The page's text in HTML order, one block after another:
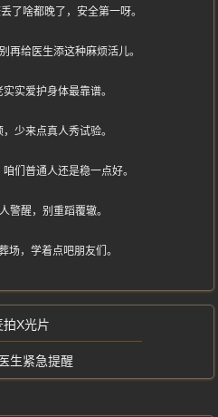
了啥都晚了，安全第一呀。
再给医生添这种麻烦活儿。
实爱护身体最靠谱。
少来点真人秀试验。
们普通人还是稳一点好。
警醒，别重蹈覆辙。
，学着点吧朋友们。
X光片
生紧急提醒